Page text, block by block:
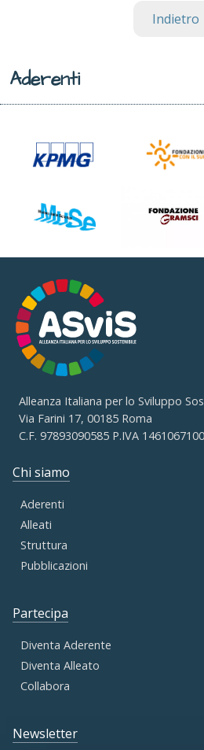
Indietro
Aderenti
Alleanza Italiana per lo Sviluppo
Via Farini 17, 00185 Roma
C.F. 97893090585 P.IVA
Chi siamo
Aderenti
Alleati
Struttura
Pubblicazioni
Partecipa
Diventa Aderente
Diventa Alleato
Collabora
Newsletter